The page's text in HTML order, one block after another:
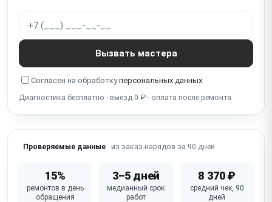
Шумит вентилятор
Не работает подсветка
Разбит экран
Вызвать мастера
Согласен на обработкуперсональных данных
Диагностика бесплатно · выезд 0 ₽ · оплата после ремонта
Проверяемые данные из заказ-нарядов за 90 дней
15%
ремонтов в день
обращения
3–5 дней
медианный срок
работ
8 370 ₽
средний чек, 90
дней